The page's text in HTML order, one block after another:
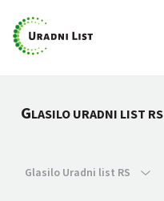
GLASILO URADNI LIST RS
Glasilo Uradni list RS